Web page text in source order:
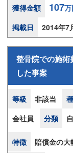
獲得金額
107万
掲載日
2014年7
整骨院での施
した事案
等級 非該当
会社員
分類
特徴
賠償金の